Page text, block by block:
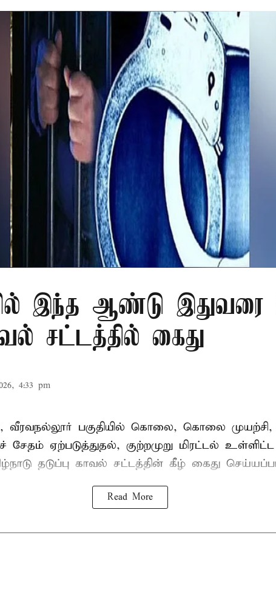
இந்த ஆண்டு இதுவரை
சட்டத்தில் கைது
4:33 pm
பகுதியில் கொலை, கொலை
சேதம் ஏற்படுத்துதல், குற்றமுறு மிரட்டல்
தடுப்பு காவல் சட்டத்தின் கீழ் கைது
Read More